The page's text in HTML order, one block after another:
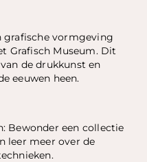
grafische vormgeving
Grafisch Museum. Dit
de drukkunst en
eeuwen heen.
Bewonder een collectie
leer meer over de